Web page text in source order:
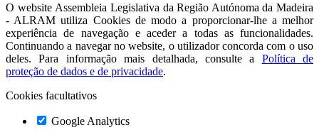
O website Assembleia Legislativa da Região Autónoma da Madeira
- ALRAM utiliza Cookies de modo a proporcionar-lhe a melhor
experiência de navegação e aceder a todas as funcionalidades.
Continuando a navegar no website, o utilizador concorda com o uso
deles. Para informação mais detalhada, consulte a
Política de
proteção de dados e de privacidade.
Cookies facultativos
Google Analytics